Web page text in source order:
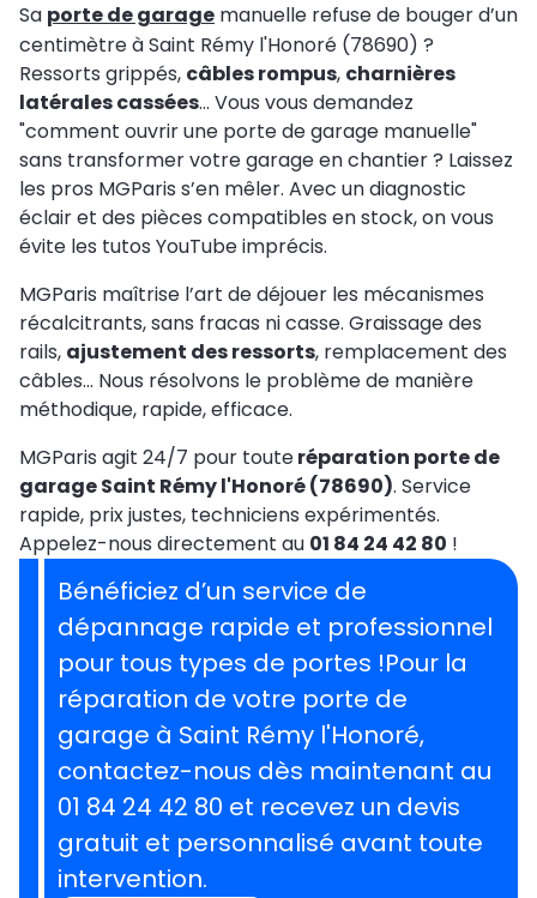
Sa porte de garage manuelle refuse de bouger d’un
centimètre à Saint Rémy l'Honoré (78690) ?
Ressorts grippés, câbles rompus, charnières
latérales cassées… Vous vous demandez
"comment ouvrir une porte de garage manuelle"
sans transformer votre garage en chantier ? Laissez
les pros MGParis s’en mêler. Avec un diagnostic
éclair et des pièces compatibles en stock, on vous
évite les tutos YouTube imprécis.
MGParis maîtrise l’art de déjouer les mécanismes
récalcitrants, sans fracas ni casse. Graissage des
rails, ajustement des ressorts, remplacement des
câbles… Nous résolvons le problème de manière
méthodique, rapide, efficace.
MGParis agit 24/7 pour touteréparation porte de
garage Saint Rémy l'Honoré (78690). Service
rapide, prix justes, techniciens expérimentés.
Appelez-nous directement au 01 84 24 42 80 !
Bénéficiez d’un service de
dépannage rapide et professionnel
pour tous types de portes !Pour la
réparation de votre porte de
garage à Saint Rémy l'Honoré,
contactez-nous dès maintenant au
01 84 24 42 80 et recevez un devis
gratuit et personnalisé avant toute
intervention.